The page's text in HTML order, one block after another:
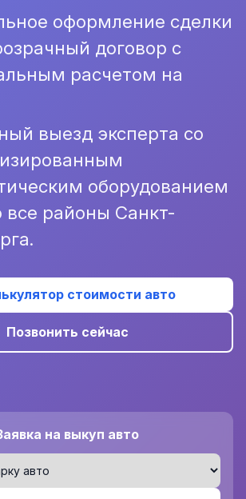
оформление сделки
договор с
расчетом на
выезд эксперта со
оборудованием
все районы Санкт-
стоимости авто
Позвонить сейчас
на выкуп авто